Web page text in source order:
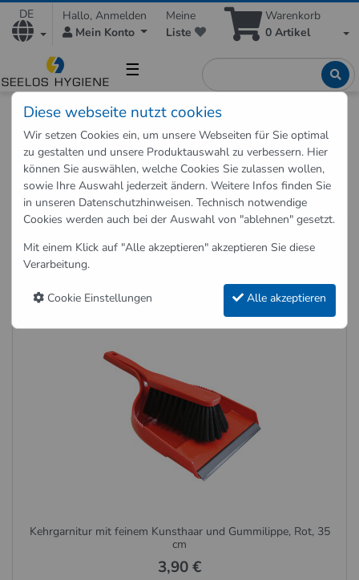
DE
Hallo, Anmelden
Mein Konto
Meine
Liste
Warenkorb
0 Artikel
☰
Shop Zubehör
Reinigungszubehör
Besen und Klapphalter
Besen und Klapphalter
Besen und Klapphalter kaufen
6 Artikel auf 1 Seite
Sortierung
Besen und Klapphalter
Kehrgarnitur mit feinem Kunsthaar und Gummilippe, Rot, 35
cm
3,90 €
Diese webseite nutzt cookies
Wir setzen Cookies ein, um unsere Webseiten für Sie optimal
zu gestalten und unsere Produktauswahl zu verbessern. Hier
können Sie auswählen, welche Cookies Sie zulassen wollen,
sowie Ihre Auswahl jederzeit ändern. Weitere Infos finden Sie
in unseren Datenschutzhinweisen. Technisch notwendige
Cookies werden auch bei der Auswahl von "ablehnen" gesetzt.
Mit einem Klick auf "Alle akzeptieren" akzeptieren Sie diese
Verarbeitung.
Cookie Einstellungen Alle akzeptieren